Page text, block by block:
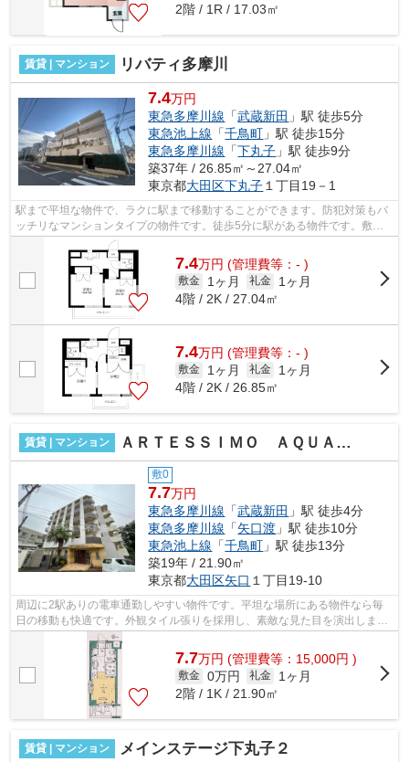
2階 / 1R / 17.03㎡
賃貸 | マンション リバティ多摩川
7.4万円
東急多摩川線 「武蔵新田 」駅 徒歩5分
東急池上線 「千鳥町 」駅 徒歩15分
東急多摩川線 「下丸子 」駅 徒歩9分
築37年 / 26.85㎡～27.04㎡
東京都大田区下丸子１丁目19－1
駅まで平坦な物件で、ラクに駅まで移動することができます。防犯対策もバ
ッチリなマンションタイプの物件です。徒歩5分に駅がある物件です。敷地
内ごみ置き場もあり、ゴミ捨ても楽々。...
7.4万円 (管理費等：- )
敷金 1ヶ月 礼金
1ヶ月
4階 / 2K / 27.04㎡
7.4万円 (管理費等：- )
敷金 1ヶ月 礼金
1ヶ月
4階 / 2K / 26.85㎡
賃貸 | マンション ＡＲＴＥＳＳＩＭＯ ＡＱＵＡ ＶＡＣＡＮＺＡ
敷0
7.7万円
東急多摩川線 「武蔵新田 」駅 徒歩4分
東急多摩川線 「矢口渡 」駅 徒歩10分
東急池上線 「千鳥町 」駅 徒歩13分
築19年 / 21.90㎡
東京都大田区矢口 １丁目19-10
周辺に2駅ありの電車通勤しやすい物件です。平坦な場所にある物件なら毎
日の移動も快適です。外観タイル張りを採用し、素敵な見た目を演出しま
す。最上階の物件です。空気の入れ替えが...
7.7万円 (管理費等：15,000円 )
敷金 0万円 礼金
1ヶ月
2階 / 1K / 21.90㎡
賃貸 | マンション メインステージ下丸子２